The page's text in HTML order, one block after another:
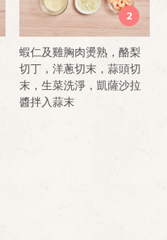
2
蝦仁及雞胸肉燙熟，酪梨
切丁，洋蔥切末，蒜頭切
末，生菜洗淨，凱薩沙拉
醬拌入蒜末